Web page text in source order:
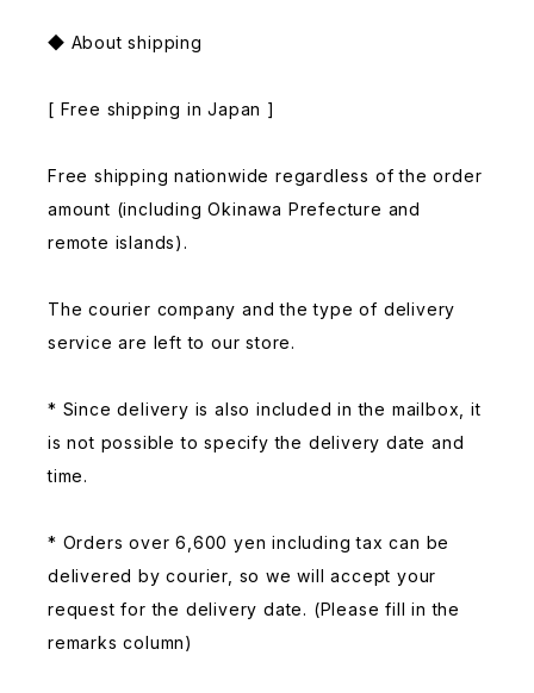
◆ About shipping
[ Free shipping in Japan ]
Free shipping nationwide regardless of the order
amount (including Okinawa Prefecture and
remote islands).
The courier company and the type of delivery
service are left to our store.
* Since delivery is also included in the mailbox, it
is not possible to specify the delivery date and
time.
* Orders over 6,600 yen including tax can be
delivered by courier, so we will accept your
request for the delivery date. (Please fill in the
remarks column)